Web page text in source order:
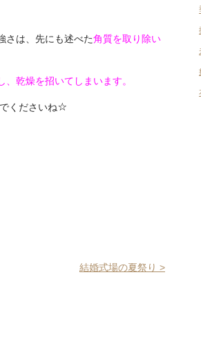
さは、先にも述べた角質を取り除い
、乾燥を招いてしまいます。
くださいね☆
結婚式場の夏祭り >